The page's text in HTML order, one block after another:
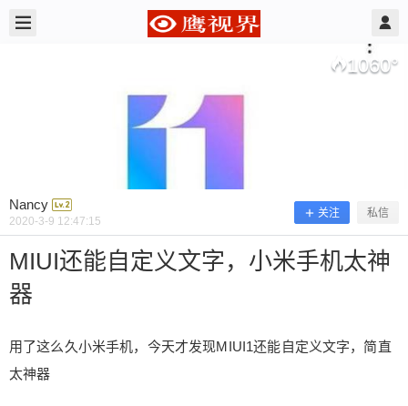
1060°
Nancy
2020-3-9 12:47:15
关注 私信
MIUI还能自定义文字，小米手机太神
器
用了这么久小米手机，今天才发现MIUI1还能自定义文字，简直
太神器
Nancy @ 鹰视界 2020/3/09
MIUI还能自定义文字，小米手机太神